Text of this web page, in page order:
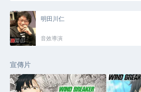
明田川仁
音效導演
宣傳片